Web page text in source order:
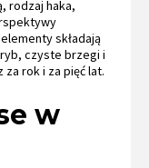
rodzaj haka,
składają
czyste brzegi i
rok i za pięć lat.
w